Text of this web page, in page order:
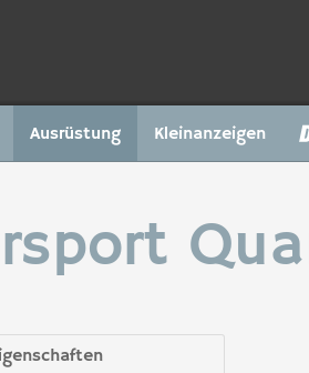
Ausrüstung Kleinanzeigen